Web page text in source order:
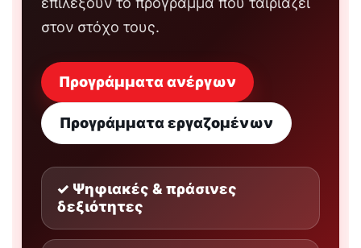
στον στόχο τους.
Προγράμματα ανέργων
Προγράμματα εργαζομένων
✓ Ψηφιακές & πράσινες
δεξιότητες